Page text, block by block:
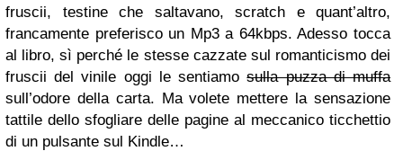
fruscii, testine che saltavano, scratch e quant’altro,
francamente preferisco un Mp3 a 64kbps. Adesso tocca
al libro, sì perché le stesse cazzate sul romanticismo dei
fruscii del vinile oggi le sentiamosulla puzza di muffa
sull’odore della carta. Ma volete mettere la sensazione
tattile dello sfogliare delle pagine al meccanico ticchettio
di un pulsante sul Kindle…